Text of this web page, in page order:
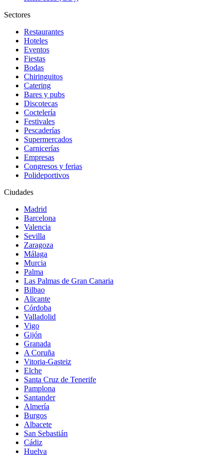
Sectores
Restaurantes
Hoteles
Eventos
Fiestas
Bodas
Chiringuitos
Catering
Bares y pubs
Discotecas
Coctelería
Festivales
Pescaderías
Supermercados
Carnicerías
Empresas
Congresos y ferias
Polideportivos
Ciudades
Madrid
Barcelona
Valencia
Sevilla
Zaragoza
Málaga
Murcia
Palma
Las Palmas de Gran Canaria
Bilbao
Alicante
Córdoba
Valladolid
Vigo
Gijón
Granada
A Coruña
Vitoria-Gasteiz
Elche
Santa Cruz de Tenerife
Pamplona
Santander
Almería
Burgos
Albacete
San Sebastián
Cádiz
Huelva